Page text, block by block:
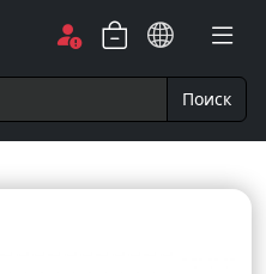
Поиск